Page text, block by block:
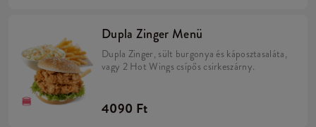
Dupla Zinger Menü
Dupla Zinger, sült burgonya és káposztasaláta,
vagy 2 Hot Wings csípős csirkeszárny.
4090 Ft